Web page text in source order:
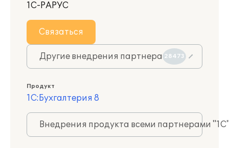
1С-РАРУС
Связаться
Другие внедрения партнера 28473
Продукт
1С:Бухгалтерия 8
Внедрения продукта всеми партнерами